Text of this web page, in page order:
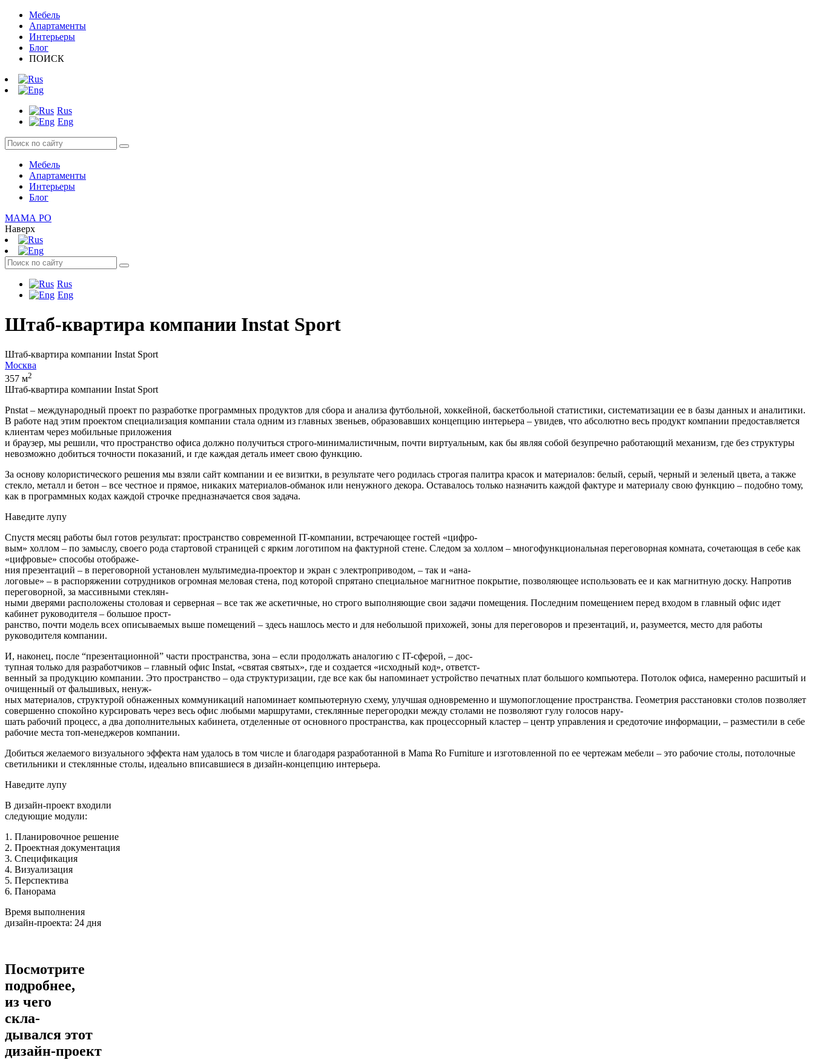
Мебель
Апартаменты
Интерьеры
Блог
ПОИСК
Rus
Eng
Мебель
Апартаменты
Интерьеры
Блог
МАМА РО
Наверх
Rus
Eng
Штаб-квартира компании Instat Sport
Штаб-квартира компании Instat Sport
Москва
357 м2
Штаб-квартира компании Instat Sport
Pnstat – международный проект по разработке программных продуктов для сбора и анализа футбольной, хоккейной, баскетбольной статистики, систематизации ее в базы данных и аналитики.
В работе над этим проектом специализация компании стала одним из главных звеньев, образовавших концепцию интерьера – увидев, что абсолютно весь продукт компании предоставляется
клиентам через мобильные приложения
и браузер, мы решили, что пространство офиса должно получиться строго-минималистичным, почти виртуальным, как бы являя собой безупречно работающий механизм, где без структуры
невозможно добиться точности показаний, и где каждая деталь имеет свою функцию.
За основу колористического решения мы взяли сайт компании и ее визитки, в результате чего родилась строгая палитра красок и материалов: белый, серый, черный и зеленый цвета, а также
стекло, металл и бетон – все честное и прямое, никаких материалов-обманок или ненужного декора. Оставалось только назначить каждой фактуре и материалу свою функцию – подобно тому,
как в программных кодах каждой строчке предназначается своя задача.
Наведите лупу
Спустя месяц работы был готов результат: пространство современной IT-компании, встречающее гостей «цифро-
вым» холлом – по замыслу, своего рода стартовой страницей с ярким логотипом на фактурной стене. Следом за холлом – многофункциональная переговорная комната, сочетающая в себе как
«цифровые» способы отображе-
ния презентаций – в переговорной установлен мультимедиа-проектор и экран с электроприводом, – так и «ана-
логовые» – в распоряжении сотрудников огромная меловая стена, под которой спрятано специальное магнитное покрытие, позволяющее использовать ее и как магнитную доску. Напротив
переговорной, за массивными стеклян-
ными дверями расположены столовая и серверная – все так же аскетичные, но строго выполняющие свои задачи помещения. Последним помещением перед входом в главный офис идет
кабинет руководителя – большое прост-
ранство, почти модель всех описываемых выше помещений – здесь нашлось место и для небольшой прихожей, зоны для переговоров и презентаций, и, разумеется, место для работы
руководителя компании.
И, наконец, после “презентационной” части пространства, зона – если продолжать аналогию с IT-сферой, – дос-
тупная только для разработчиков – главный офис Instat, «святая святых», где и создается «исходный код», ответст-
венный за продукцию компании. Это пространство – ода структуризации, где все как бы напоминает устройство печатных плат большого компьютера. Потолок офиса, намеренно расшитый и
очищенный от фальшивых, ненуж-
ных материалов, структурой обнаженных коммуникаций напоминает компьютерную схему, улучшая одновременно и шумопоглощение пространства. Геометрия расстановки столов позволяет
совершенно спокойно курсировать через весь офис любыми маршрутами, стеклянные перегородки между столами не позволяют гулу голосов нару-
шать рабочий процесс, а два дополнительных кабинета, отделенные от основного пространства, как процессорный кластер – центр управления и средоточие информации, – разместили в себе
рабочие места топ-менеджеров компании.
Добиться желаемого визуального эффекта нам удалось в том числе и благодаря разработанной в Mama Ro Furniture и изготовленной по ее чертежам мебели – это рабочие столы, потолочные
светильники и стеклянные столы, идеально вписавшиеся в дизайн-концепцию интерьера.
Наведите лупу
В дизайн-проект входили
следующие модули:
1. Планировочное решение
2. Проектная документация
3. Спецификация
4. Визуализация
5. Перспектива
6. Панорама
Время выполнения
дизайн-проекта: 24 дня
Посмотрите
подробнее,
из чего
скла-
дывался этот
дизайн-проект